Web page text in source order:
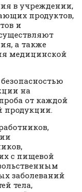
в учреждении,
продуктов,
и
а также
медицинской
на
от каждой
продукции.
с пищевой
заболеваний
тела,